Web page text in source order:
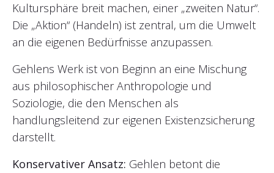
Kultursphäre breit machen, einer „zweiten Natur“.
Die „Aktion“ (Handeln) ist zentral, um die Umwelt
an die eigenen Bedürfnisse anzupassen.
Gehlens Werk ist von Beginn an eine Mischung
aus philosophischer Anthropologie und
Soziologie, die den Menschen als
handlungsleitend zur eigenen Existenzsicherung
darstellt.
Konservativer Ansatz: Gehlen betont die